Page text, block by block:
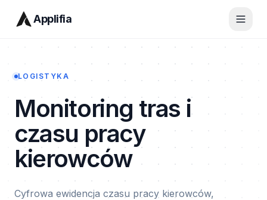
Applifia
LOGISTYKA
Monitoring tras i
czasu pracy
kierowców
Cyfrowa ewidencja czasu pracy kierowców,